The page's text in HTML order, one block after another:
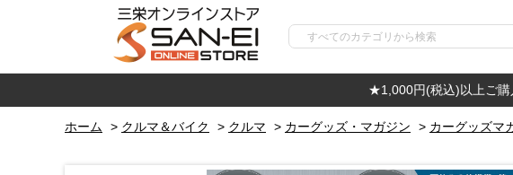
★1,000円(税込)以上ご
ホーム > クルマ＆バイク > クルマ > カーグッズ・マガジン > カーグッズマ